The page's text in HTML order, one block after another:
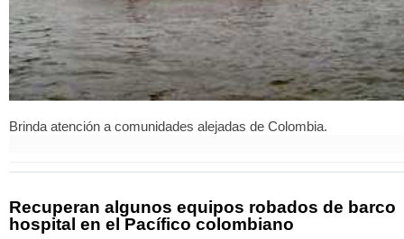
Brinda atención a comunidades alejadas de Colombia.
Recuperan algunos equipos robados de barco
hospital en el Pacífico colombiano